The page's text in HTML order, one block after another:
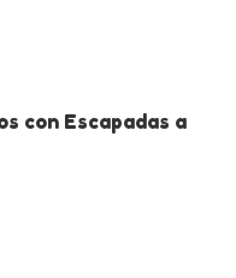
con Escapadas a